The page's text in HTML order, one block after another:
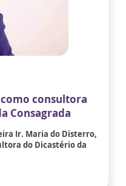
consultora
Consagrada
Ir. Maria do Disterro,
do Dicastério da